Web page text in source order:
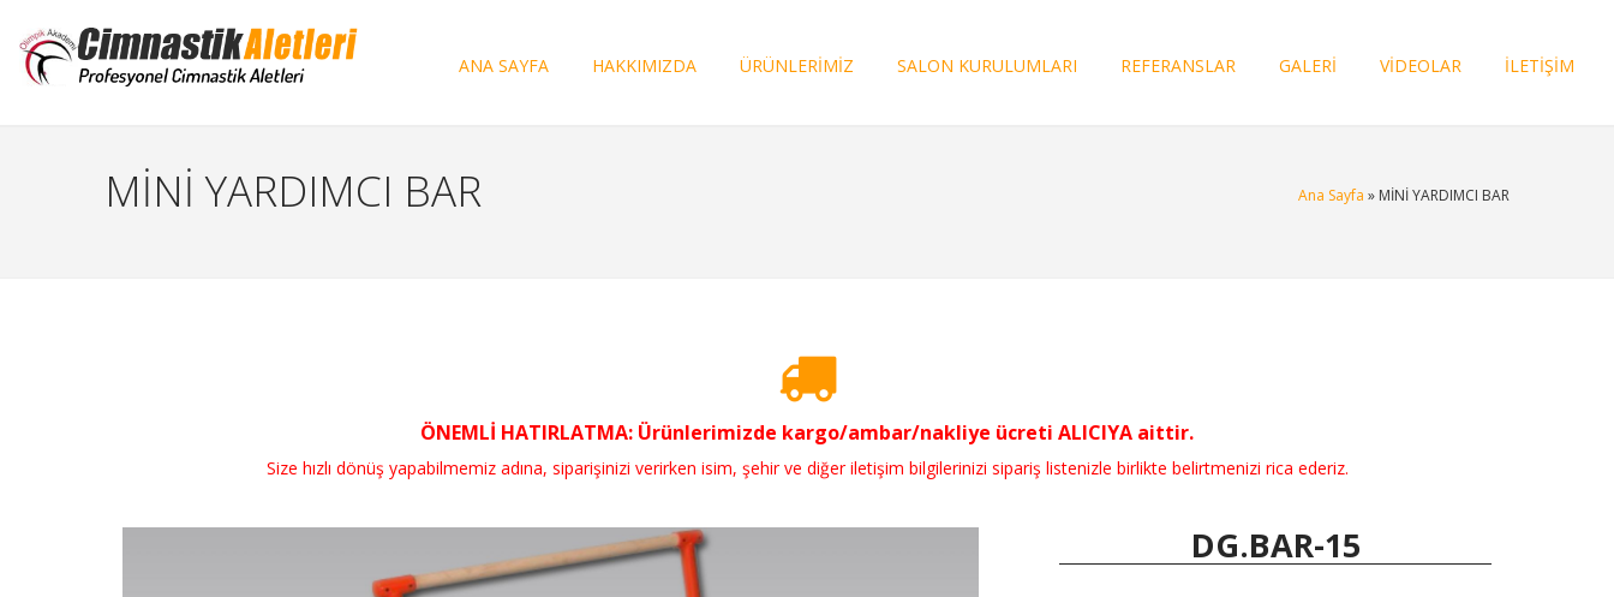
ANA SAYFA HAKKIMIZDA ÜRÜNLERİMİZ SALON KURULUMLARI REFERANSLAR GALERİ VİDEOLAR İLETİŞİM
MİNİ YARDIMCI BAR Ana Sayfa » MİNİ YARDIMCI BAR
ÖNEMLİ HATIRLATMA: Ürünlerimizde kargo/ambar/nakliye ücreti ALICIYA aittir.
Size hızlı dönüş yapabilmemiz adına, siparişinizi verirken isim, şehir ve diğer iletişim bilgilerinizi sipariş listenizle birlikte belirtmenizi rica ederiz.
DG.BAR-15